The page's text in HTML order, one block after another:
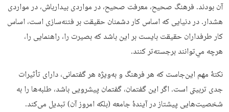
آن بودند. فرهنگ صحيح، معرفت صحيح، در مواردى بيدارباش، در مواردى
هشدار. در دنيایى كه اساس كار دشمنان حقيقت بر فتنه‌سازى است، اساس
كار طرفداران حقيقت بايست بر اين باشد كه بصيرت را، راهنمایى را،
هرچه مي‌توانند برجسته‌تر كنند.
نکتۀ مهم این‌جاست که هر فرهنگ و به‌ویژه هر گفتمانی، دارای تأثیرات
جدی تربیتی است. اگر این گفتمان، گفتمان پیشرویی باشد، طلبه‌ها را به
شخصیت‌هایی پیشتاز در آیندۀ جامعه (بلکه امروز آن) تبدیل می‌کند.